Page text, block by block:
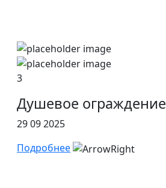
3
Душевое ограждение
29 09 2025
Подробнее